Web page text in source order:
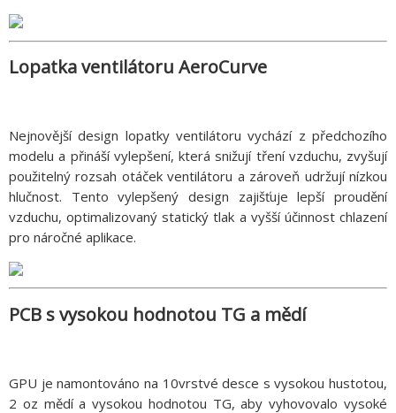
Lopatka ventilátoru AeroCurve
Nejnovější design lopatky ventilátoru vychází z předchozího
modelu a přináší vylepšení, která snižují tření vzduchu, zvyšují
použitelný rozsah otáček ventilátoru a zároveň udržují nízkou
hlučnost. Tento vylepšený design zajišťuje lepší proudění
vzduchu, optimalizovaný statický tlak a vyšší účinnost chlazení
pro náročné aplikace.
PCB s vysokou hodnotou TG a mědí
GPU je namontováno na 10vrstvé desce s vysokou hustotou,
2 oz mědí a vysokou hodnotou TG, aby vyhovovalo vysoké